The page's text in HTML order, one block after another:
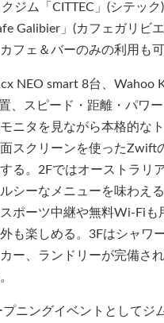
ジム「CITTEC」(シテック
Galibier」(カフェガリビ
フェ＆バーのみの利用も可
NEO smart 8台、Wahoo
、スピード・距離・パワ
ニタを見ながら本格的な
スクリーンを使ったZwift
る。2Fではオーストラリ
シーなメニューを味わえ
ポーツ中継や無料Wi-Fiも
も楽しめる。3Fはシャワ
ー、ランドリーが完備さ
ニングイベントとしてジ